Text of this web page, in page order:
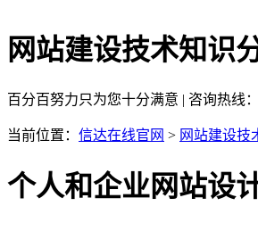
网站建设技术知识
百分百努力只为您十分满意 | 咨询热线
当前位置： 信达在线官网 > 网站建设技
个人和企业网站设